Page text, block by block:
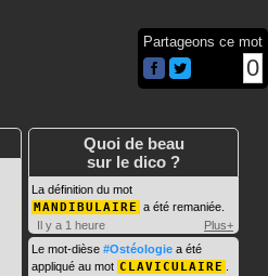
Partageons ce mot
0
Quoi de beau
sur le dico ?
La définition du mot
MANDIBULAIRE a été remaniée.
Il y a 1 heure
Plus+
Le mot-dièse #Ostéologie a été
appliqué au mot CLAVICULAIRE